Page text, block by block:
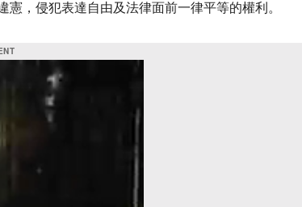
，侵犯表達自由及法律面前一律平等的權利。